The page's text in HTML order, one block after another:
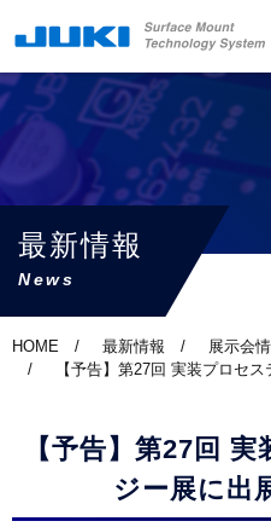
最新情報
News
HOME 最新情報
展示会
【予告】第27回 実装プロセ
【予告】第27回
ジー展に出